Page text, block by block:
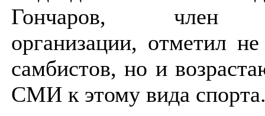
Гончаров, член
организации, отметил
самбистов, но и
СМИ к этому вида